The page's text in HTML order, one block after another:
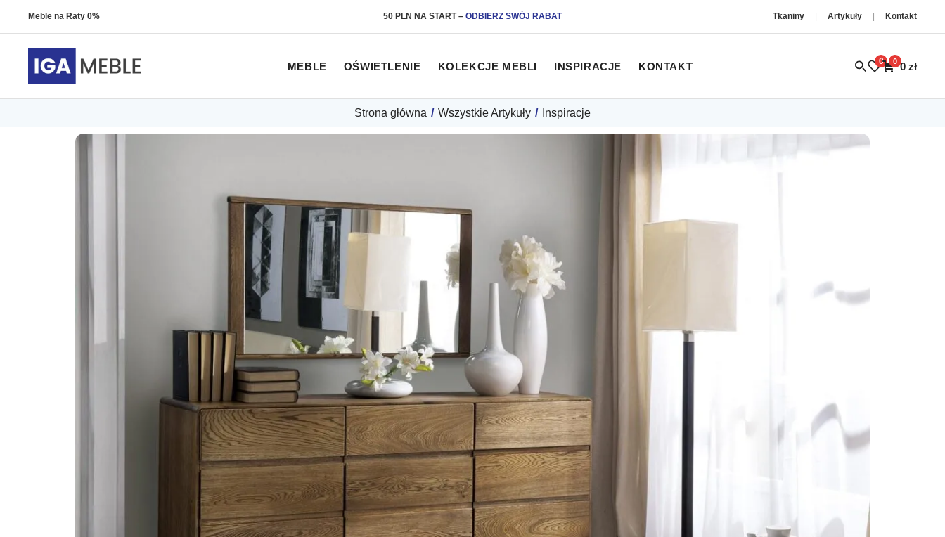
Meble na Raty 0% 50 PLN NA START– ODBIERZ SWÓJ RABAT Tkaniny Artykuły Kontakt
MEBLE OŚWIETLENIE KOLEKCJE MEBLI INSPIRACJE KONTAKT 0 0 0 zł
Strona główna / Wszystkie Artykuły / Inspiracje